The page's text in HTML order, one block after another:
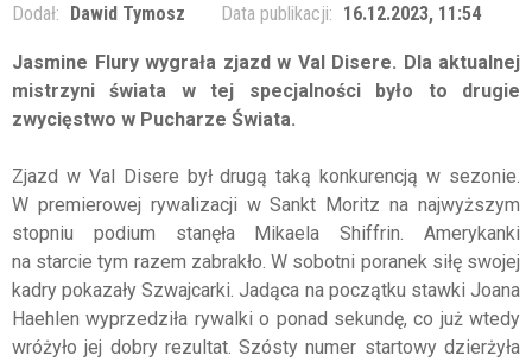
Dodał: Dawid Tymosz Data publikacji: 16.12.2023, 11:54
Jasmine Flury wygrała zjazd w Val Disere. Dla aktualnej
mistrzyni świata w tej specjalności było to drugie
zwycięstwo w Pucharze Świata.
Zjazd w Val Disere był drugą taką konkurencją w sezonie.
W premierowej rywalizacji w Sankt Moritz na najwyższym
stopniu podium stanęła Mikaela Shiffrin. Amerykanki
na starcie tym razem zabrakło. W sobotni poranek siłę swojej
kadry pokazały Szwajcarki. Jadąca na początku stawki Joana
Haehlen wyprzedziła rywalki o ponad sekundę, co już wtedy
wróżyło jej dobry rezultat. Szósty numer startowy dzierżyła